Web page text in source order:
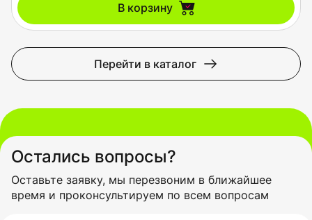
В корзину
Перейти в каталог
Остались вопросы?
Оставьте заявку, мы перезвоним в ближайшее
время и проконсультируем по всем вопросам